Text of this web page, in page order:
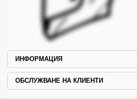
ИНФОРМАЦИЯ
ОБСЛУЖВАНЕ НА КЛИЕНТИ